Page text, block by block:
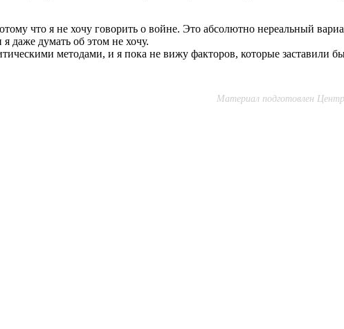
что я не хочу говорить о войне. Это абсолютно нереальный
даже думать об этом не хочу.
методами, и я пока не вижу факторов, которые заставили
Материал подготовлен